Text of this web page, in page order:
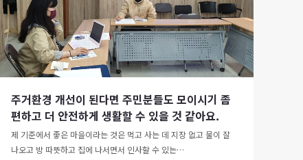
주거환경 개선이 된다면 주민분들도 모이시기 좀
편하고 더 안전하게 생활할 수 있을 것 같아요.
제 기준에서 좋은 마을이라는 것은 먹고 사는 데 지장 없고 물이 잘
나오고 방 따뜻하고 집에 나서면서 인사할 수 있는…